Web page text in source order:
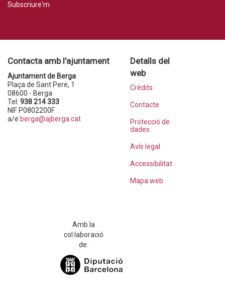
Subscriure'm
Contacta amb l'ajuntament
Ajuntament de Berga
Plaça de Sant Pere, 1
08600 - Berga
Tel. 938 214 333
NIF P0802200F
a/e berga@ajberga.cat
Detalls del
web
Crèdits
Contacte
Protecció de
dades
Avís legal
Accessibilitat
Mapa web
Amb la
col·laboració
de: